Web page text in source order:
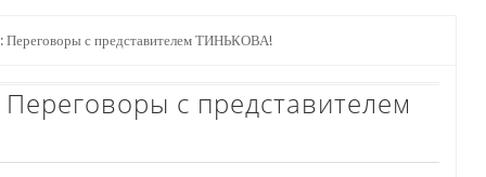
с представителем ТИНЬКОВА!
с представителем